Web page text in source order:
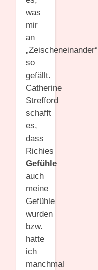
was
mir
an
„Zeischeneinander“
so
gefällt.
Catherine
Strefford
schafft
es,
dass
Richies
Gefühle
auch
meine
Gefühle
wurden
bzw.
hatte
ich
manchmal